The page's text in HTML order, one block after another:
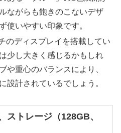
ながらも飽きのこないデザ
使いやすい印象です。
のディスプレイを搭載してい
少し大きく感じるかもしれ
や重心のバランスにより、
設計されているでしょう。
ストレージ（128GB、